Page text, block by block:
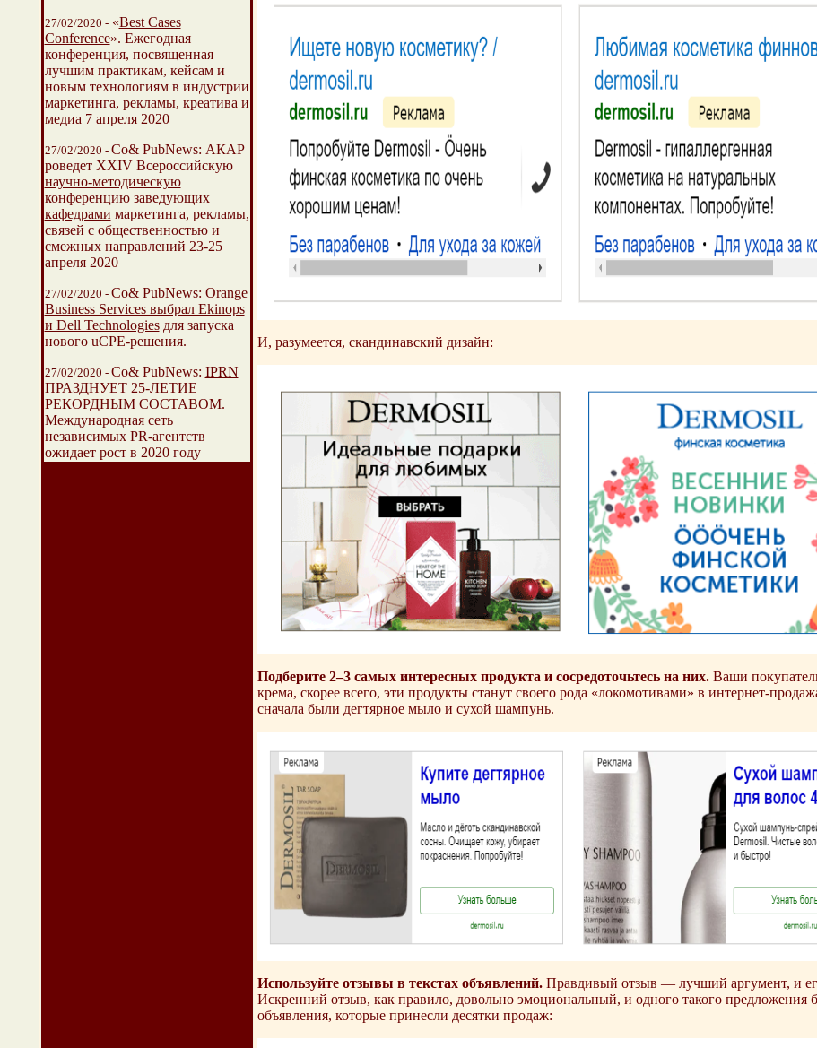
27/02/2020 -«Best Cases
Conference». Ежегодная
конференция, посвященная
лучшим практикам, кейсам и
новым технологиям в индустрии
маркетинга, рекламы, креатива и
медиа 7 апреля 2020
27/02/2020 - Со& PubNews: АКАР
роведет XXIV Всероссийскую
научно-методическую
конференцию заведующих
кафедрами маркетинга, рекламы,
связей с общественностью и
смежных направлений 23-25
апреля 2020
27/02/2020 - Со& PubNews: Orange
Business Services выбрал Ekinops
и Dell Technologiesдля запуска
нового uCPE-решения.
27/02/2020 - Со& PubNews: IPRN
ПРАЗДНУЕТ 25-ЛЕТИЕ
РЕКОРДНЫМ СОСТАВОМ.
Международная сеть
независимых PR-агентств
ожидает рост в 2020 году
И, разумеется, скандинавский дизайн:
Подберите 2–3 самых интересных продукта и сосредоточьтесь на них.Ваши
крема, скорее всего, эти продукты станут своего рода «локомотивами» в интернет-
сначала были дегтярное мыло и сухой шампунь.
Используйте отзывы в текстах объявлений.Правдивый отзыв — лучший аргумент, и
Искренний отзыв, как правило, довольно эмоциональный, и одного такого предложения
объявления, которые принесли десятки продаж: